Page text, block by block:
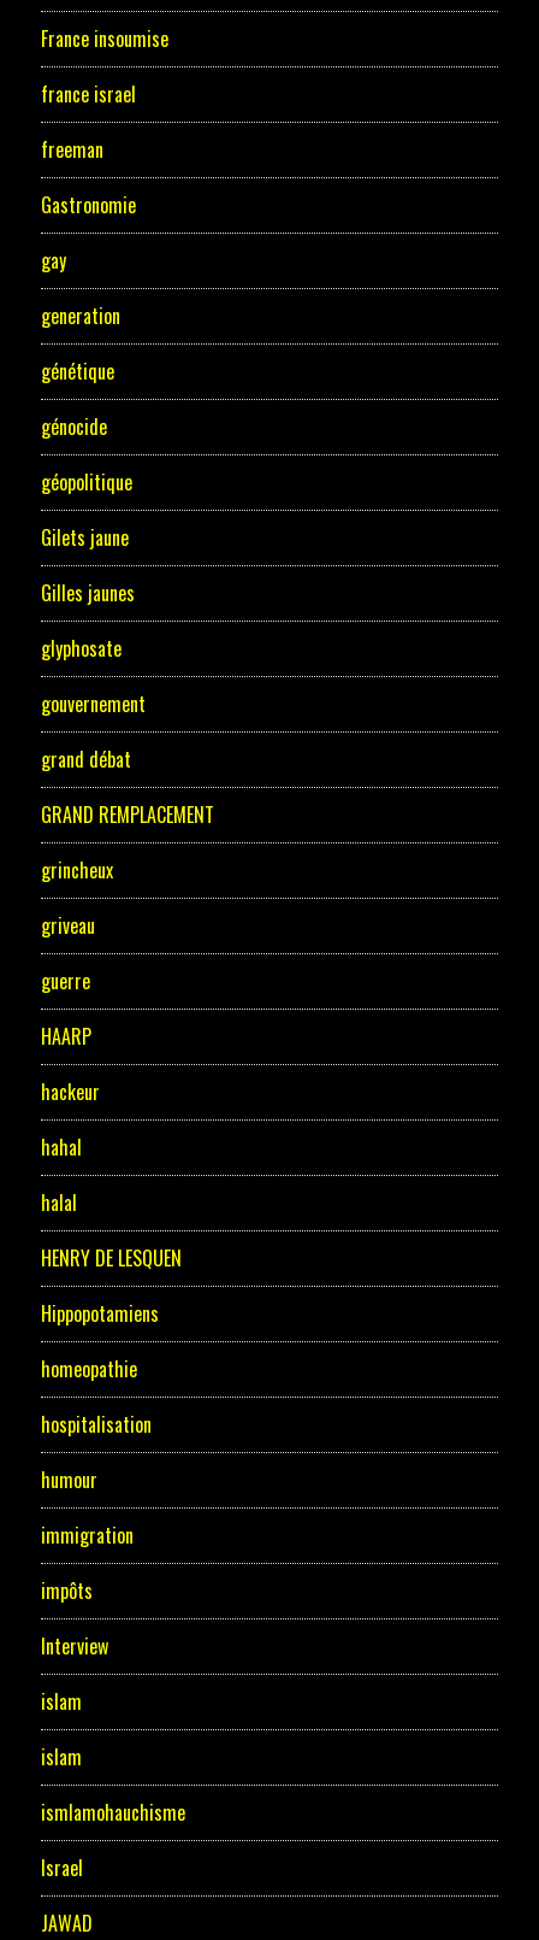
France insoumise
france israel
freeman
Gastronomie
gay
generation
génétique
génocide
géopolitique
Gilets jaune
Gilles jaunes
glyphosate
gouvernement
grand débat
GRAND REMPLACEMENT
grincheux
griveau
guerre
HAARP
hackeur
hahal
halal
HENRY DE LESQUEN
Hippopotamiens
homeopathie
hospitalisation
humour
immigration
impôts
Interview
islam
islam
ismlamohauchisme
Israel
JAWAD